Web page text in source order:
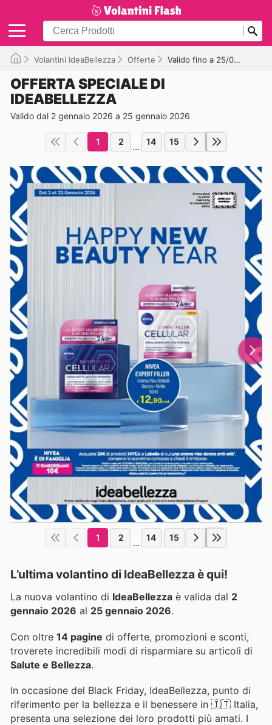
Volantini IdeaBellezza Offerte Valido fino a 25/01/2026
OFFERTA SPECIALE DI
IDEABELLEZZA
Valido dal 2 gennaio 2026 a 25 gennaio 2026
1 2 ... 14 15
1 2 ... 14 15
L’ultima volantino di IdeaBellezza è qui!
La nuova volantino di IdeaBellezza è valida dal 2
gennaio 2026 al 25 gennaio 2026.
Con oltre 14 pagine di offerte, promozioni e sconti,
troverete incredibili modi di risparmiare su articoli di
Salute e Bellezza.
In occasione del Black Friday, IdeaBellezza, punto di
riferimento per la bellezza e il benessere in 🇮🇹 Italia,
presenta una selezione dei loro prodotti più amati. I